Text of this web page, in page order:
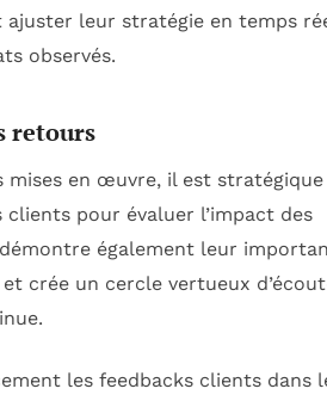
ajuster leur stratégie en temps
observés.
retours
mises en œuvre, il est
clients pour évaluer l’impact des
également leur
et crée un cercle vertueux
les feedbacks clients dans